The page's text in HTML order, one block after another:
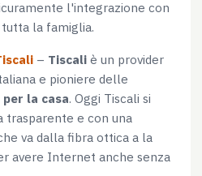
l'integrazione con
la famiglia.
– Tiscali è un provider
e pioniere delle
la casa. Oggi Tiscali si
trasparente e con una
va dalla fibra ottica a la
avere Internet anche senza